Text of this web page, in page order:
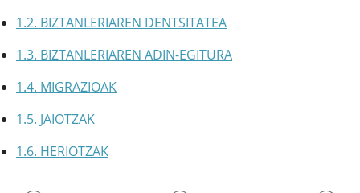
1.2. BIZTANLERIAREN DENTSITATEA
1.3. BIZTANLERIAREN ADIN-EGITURA
1.4. MIGRAZIOAK
1.5. JAIOTZAK
1.6. HERIOTZAK